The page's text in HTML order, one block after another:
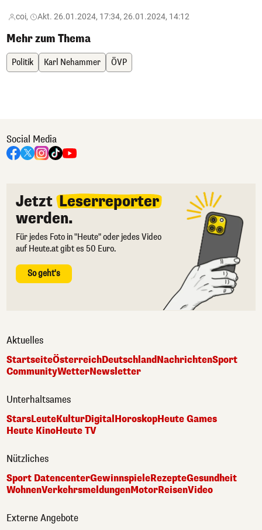
coi, Akt. 26.01.2024, 17:34, 26.01.2024, 14:12
Mehr zum Thema
Politik Karl Nehammer ÖVP
Social Media
Jetzt Leserreporter
werden.
Für jedes Foto in "Heute" oder jedes Video
auf Heute.at gibt es 50 Euro.
So geht's
Aktuelles
StartseiteÖsterreichDeutschlandNachrichtenSport
CommunityWetterNewsletter
Unterhaltsames
StarsLeuteKulturDigitalHoroskopHeute Games
Heute KinoHeute TV
Nützliches
Sport DatencenterGewinnspieleRezepteGesundheit
WohnenVerkehrsmeldungenMotorReisenVideo
Externe Angebote